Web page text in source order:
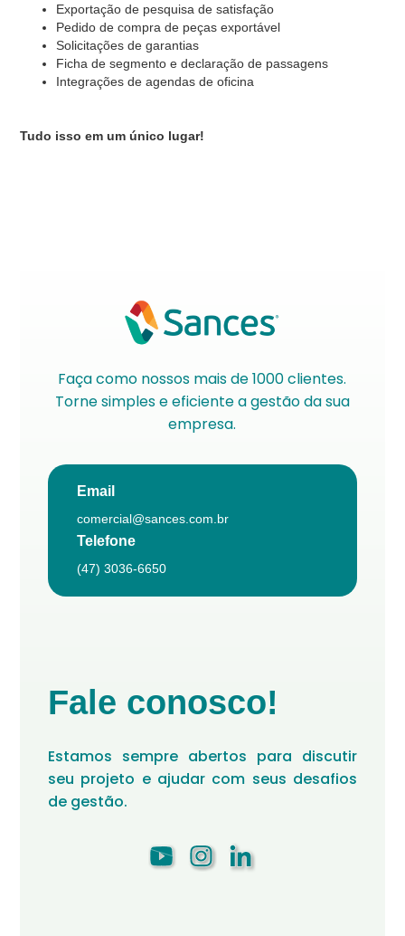
Exportação de pesquisa de satisfação
Pedido de compra de peças exportável
Solicitações de garantias
Ficha de segmento e declaração de passagens
Integrações de agendas de oficina
Tudo isso em um único lugar!
Faça como nossos mais de 1000 clientes.
Torne simples e eficiente a gestão da sua
empresa.
Email
comercial@sances.com.br
Telefone
(47) 3036-6650
Fale conosco!
Estamos sempre abertos para discutir
seu projeto e ajudar com seus desafios
de gestão.